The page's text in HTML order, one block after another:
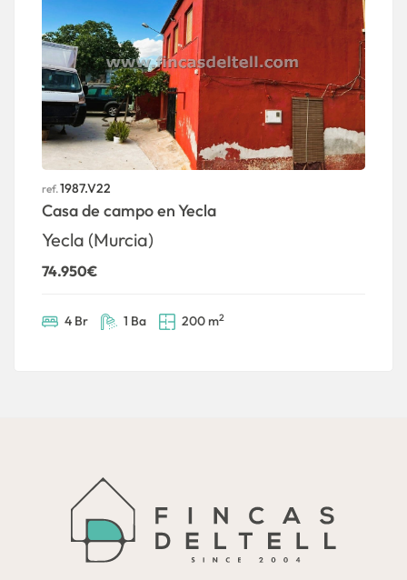
ref.1987.V22
Casa de campo en Yecla
Yecla (Murcia)
74.950€
4 Br 1 Ba 200 m2